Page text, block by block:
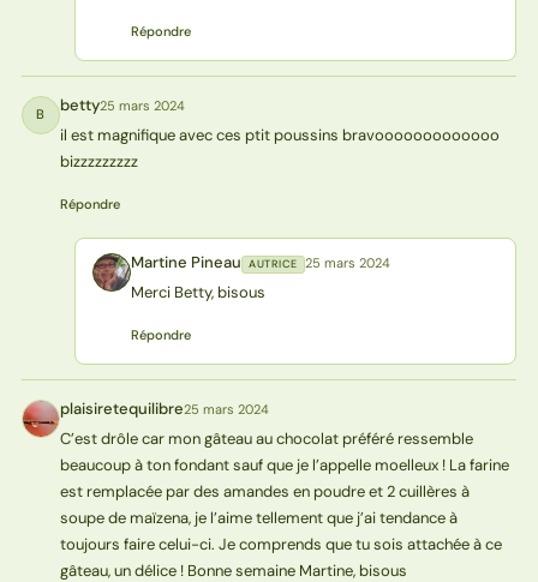
Répondre
B betty25 mars 2024
il est magnifique avec ces ptit poussins bravooooooooooooo
bizzzzzzzzz
Répondre
MP Martine Pineau AUTRICE 25 mars 2024
Merci Betty, bisous
Répondre
P plaisiretequilibre25 mars 2024
C’est drôle car mon gâteau au chocolat préféré ressemble
beaucoup à ton fondant sauf que je l’appelle moelleux ! La farine
est remplacée par des amandes en poudre et 2 cuillères à
soupe de maïzena, je l’aime tellement que j’ai tendance à
toujours faire celui-ci. Je comprends que tu sois attachée à ce
gâteau, un délice ! Bonne semaine Martine, bisous